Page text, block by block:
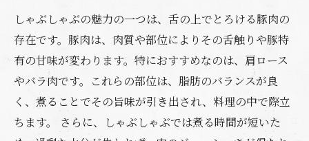
しゃぶしゃぶの魅力の一つは、舌の上でとろける豚肉の
存在です。豚肉は、肉質や部位によりその舌触りや豚特
有の甘味が変わります。特におすすめなのは、肩ロース
やバラ肉です。これらの部位は、脂肪のバランスが良
く、煮ることでその旨味が引き出され、料理の中で際立
ちます。 さらに、しゃぶしゃぶでは煮る時間が短いた